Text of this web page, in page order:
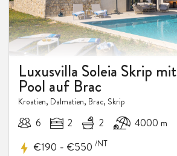
Luxusvilla Soleia Skrip mit
Pool auf Brac
Kroatien, Dalmatien, Brac, Skrip
6 2 2 4000 m
€190 - €550 /NT